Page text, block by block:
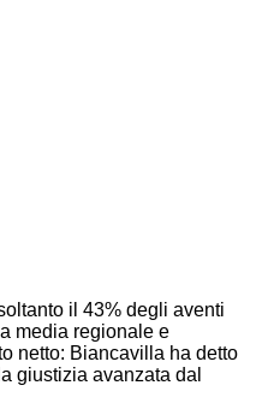
il 43% degli aventi
media regionale e
netto: Biancavilla ha detto
giustizia avanzata dal